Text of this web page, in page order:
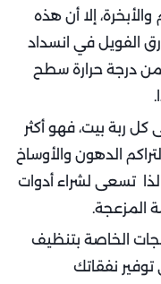
إلا أن هذه
الفويل في انسداد
من درجة حرارة سطح
ربة بيت، فهو أكثر
الدهون والأوساخ
لذا تسعى لشراء أدوات
المزعجة.
الخاصة بتنظيف
نفقاتك